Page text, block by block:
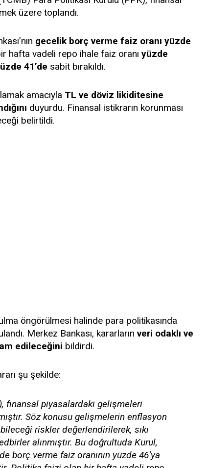
üzere toplandı.
gecelik borç verme faiz oranı yüzde
hafta vadeli repo ihale faiz oranı yüzde
41’de sabit bırakıldı.
amacıyla TL ve döviz likiditesine
duyurdu. Finansal istikrarın korunması
belirtildi.
öngörülmesi halinde para politikasında
Merkez Bankası, kararlarınveri odaklı ve
edileceğini bildirdi.
şu şekilde:
finansal piyasalardaki gelişmeleri
Söz konusu gelişmelerin enflasyon
riskler değerlendirilerek, sıkı
alınmıştır. Bu doğrultuda Kurul,
borç verme faiz oranının yüzde 46’ya